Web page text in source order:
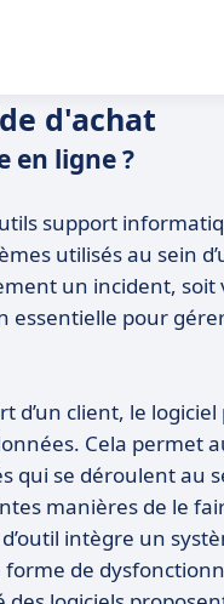
d'achat
en ligne ?
support
utilisés au sein
un incident, soit
essentielle pour
d’un client, le
Cela permet
qui se déroulent au
manières de le
intègre un
de